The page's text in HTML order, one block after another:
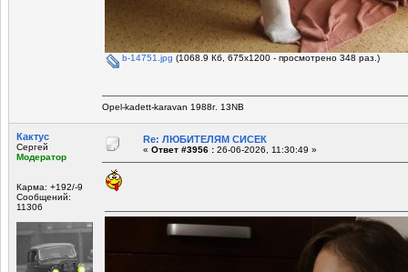
b-14751.jpg (1068.9 Кб, 675x1200 - просмотрено 348 раз.)
Opel-kadett-karavan 1988г. 13NB
Кактус
Сергей
Модератор
Карма: +192/-9
Сообщений:
11306
Re: ЛЮБИТЕЛЯМ СИСЕК
« Ответ #3956 : 26-06-2026, 11:30:49 »